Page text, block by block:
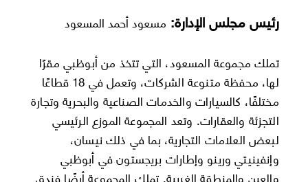
رئيس مجلس الإدارة: مسعود أحمد المسعود
تملك مجموعة المسعود، التي تتخذ من أبوظبي مقرًا
لها، محفظة متنوعة الشركات، وتعمل في 18 قطاعًا
مختلفًا، كالسيارات والخدمات الصناعية والبحرية وتجارة
التجزئة والعقارات. وتعد المجموعة الموزع الرئيسي
لبعض العلامات التجارية، بما في ذلك نيسان،
وإنفينيتي ورينو وإطارات بريجستون في أبوظبي
والعين والمنطقة الغربية. تملك المجموعة أيضًا فندق